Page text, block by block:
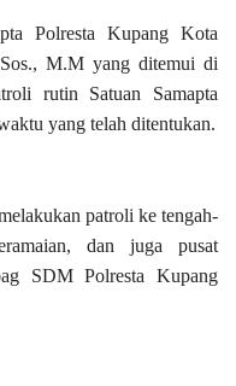
Polresta Kupang Kota
M.M yang ditemui di
rutin Satuan Samapta
yang telah ditentukan.
patroli ke tengah-
dan juga pusat
SDM Polresta Kupang